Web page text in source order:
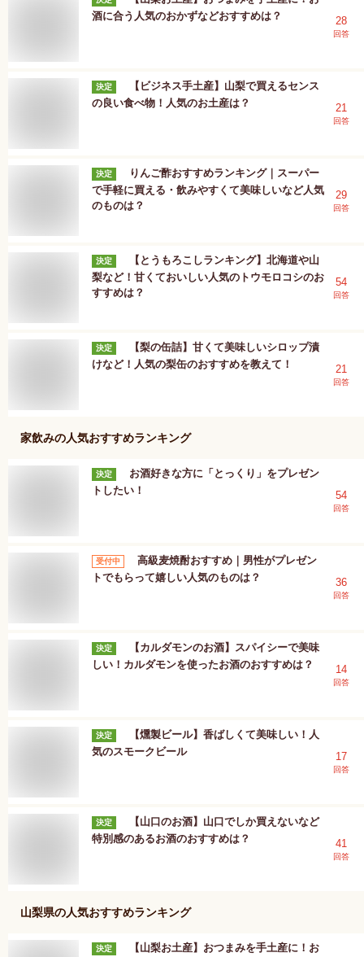
酒に合う人気のおかずなどおすすめは？
28
回答
決定
【ビジネス手土産】山梨で買えるセンス
の良い食べ物！人気のお土産は？
21
回答
決定
りんご酢おすすめランキング｜スーパー
で手軽に買える・飲みやすくて美味しいなど人気
のものは？
29
回答
決定
【とうもろこしランキング】北海道や山
梨など！甘くておいしい人気のトウモロコシのお
すすめは？
54
回答
決定
【梨の缶詰】甘くて美味しいシロップ漬
けなど！人気の梨缶のおすすめを教えて！
21
回答
家飲みの人気おすすめランキング
決定
お酒好きな方に「とっくり」をプレゼン
トしたい！
54
回答
受付中
高級麦焼酎おすすめ｜男性がプレゼン
トでもらって嬉しい人気のものは？
36
回答
決定
【カルダモンのお酒】スパイシーで美味
しい！カルダモンを使ったお酒のおすすめは？
14
回答
決定
【燻製ビール】香ばしくて美味しい！人
気のスモークビール
17
回答
決定
【山口のお酒】山口でしか買えないなど
特別感のあるお酒のおすすめは？
41
回答
山梨県の人気おすすめランキング
決定
【山梨お土産】おつまみを手土産に！お